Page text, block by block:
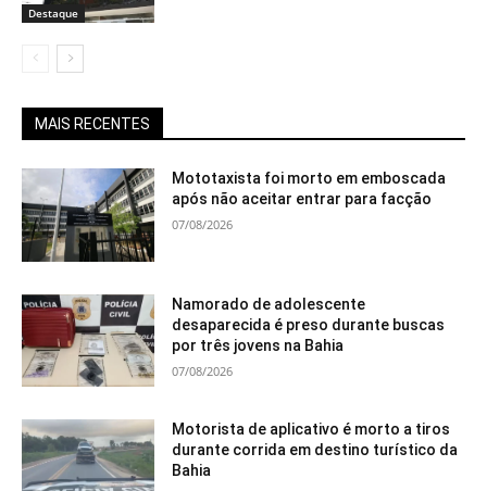
Destaque
MAIS RECENTES
Mototaxista foi morto em emboscada
após não aceitar entrar para facção
07/08/2026
Namorado de adolescente
desaparecida é preso durante buscas
por três jovens na Bahia
07/08/2026
Motorista de aplicativo é morto a tiros
durante corrida em destino turístico da
Bahia